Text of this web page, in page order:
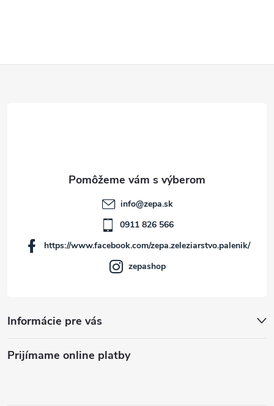
Informácie pre vás
info@zepa.sk
0911 826 566
https://www.facebook.com/zepa.zeleziarstvo.palenik/
zepashop
Prijímame online platby